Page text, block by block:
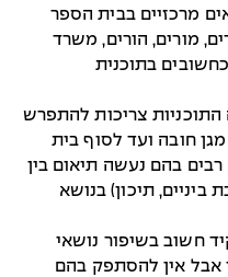
מרכזיים בבית הספר
מורים, הורים, משרד
בתוכנית
התוכניות צריכות להתפרש
חובה ועד לסוף בית
בהם נעשה תיאום בין
ביניים, תיכון) בנושא
חשוב בשיפור נושאי
אבל אין להסתפק בהם